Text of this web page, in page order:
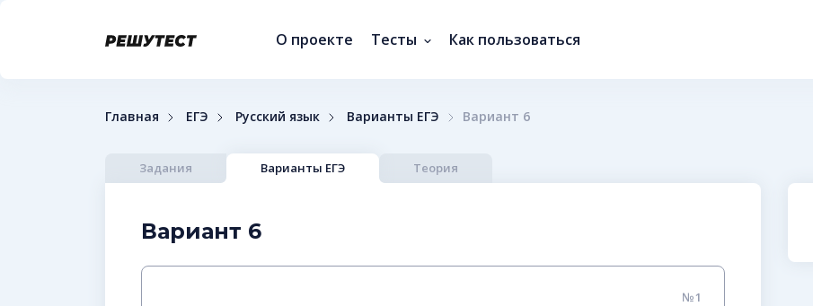
О проекте Тесты Как пользоваться
Главная ЕГЭ Русский язык Варианты ЕГЭ Вариант 6
Задания Варианты ЕГЭ Теория
Вариант 6
№1